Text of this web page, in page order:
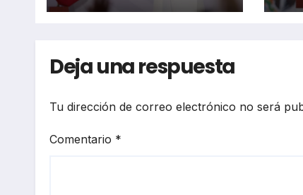
reguladores y
Deja una respuesta
Tu dirección de correo electrónico no será
Comentario *